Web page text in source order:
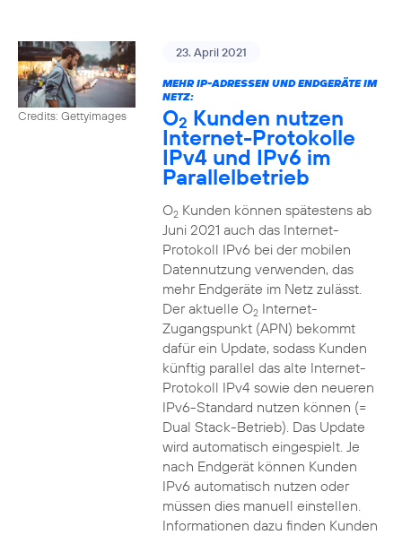
Credits: Gettyimages
23. April 2021
MEHR IP-ADRESSEN UND ENDGERÄTE IM
NETZ:
O2 Kunden nutzen
Internet-Protokolle
IPv4 und IPv6 im
Parallelbetrieb
O2Kunden können spätestens ab
Juni 2021 auch das Internet-
Protokoll IPv6 bei der mobilen
Datennutzung verwenden, das
mehr Endgeräte im Netz zulässt.
Der aktuelle O2Internet-
Zugangspunkt (APN) bekommt
dafür ein Update, sodass Kunden
künftig parallel das alte Internet-
Protokoll IPv4 sowie den neueren
IPv6-Standard nutzen können (=
Dual Stack-Betrieb). Das Update
wird automatisch eingespielt. Je
nach Endgerät können Kunden
IPv6 automatisch nutzen oder
müssen dies manuell einstellen.
Informationen dazu finden Kunden